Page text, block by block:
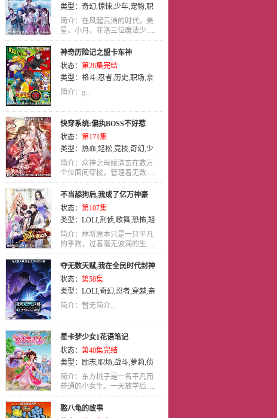
子,真人版,其他,亲情,吸血鬼,犯
罪,特摄,动画,娱乐,剧情,悬疑,未
来,玄幻,恋爱 ,搞笑,童话,机械,竞
技,穿越,泡面番,少年,国语,少女
类型： 奇幻,惊悚,少年,宠物,职
业,国语,动画
简介：在风起云涌的时代，美
星、小月、菲洛三位魔法少.....
神奇历险记之盟卡车神
状态： 第26集完结
类型： 格斗,忍者,历史,职场,亲
情,国语
简介：g...
快穿系统:偏执BOSS不好惹
状态： 第171集
类型： 热血,轻松,竞技,奇幻,少
年爱,动作,犯罪,益智,治愈,吸血
鬼,真人,真人版 耽美,校园,萝莉
运动,励志,历史,冒险,剧情,动画,
搞笑,歌舞,职场,格斗,惊悚,泡面
番,侦探,机战,刑侦
人,少女,职业,神魔,其他,机械,社
会,后宫,穿越,喜剧,宠物,艺术,女
性向,推理,战斗,亲情,玄
幻,LOLI,教育,恐怖,少年,青春,
战争,爱情,百合,特摄,恋爱,神话
童话,武侠,科幻
悬疑,未来
简介：众神之母绫清玄在数万
个位面间穿梭，管理着无数.....
不当舔狗后,我成了亿万神豪
状态： 第107集
类型： LOLI,刑侦,歌舞,恐怖,轻
松,国语
简介：林新原本只是一只平凡
的季狗，过着毫无波澜的生.....
夺无数天赋,我在全民时代封神
状态： 第58集
类型： LOLI,奇幻,忍者,穿越,亲
情,国语
简介：暂无简介...
星卡梦少女1花语笔记
状态： 第40集完结
类型： 励志,职场,战斗,萝莉,侦
探,国语,少女
简介：东方桃子是一名平凡而
普通的小女生。一天放学后.....
憨八龟的故事